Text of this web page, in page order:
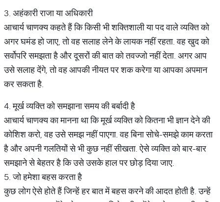
3. अहंकारी राजा या अधिकारी
आचार्य चाणक्य कहते हैं कि किसी भी शक्तिशाली या पद वाले व्यक्ति को
अगर घमंड हो जाए, तो वह सलाह लेने के लायक नहीं रहता. वह खुद को
सर्वोपरि समझता है और दूसरों की बात को तवज्जो नहीं देता. अगर आप
उसे सलाह देंगे, तो वह आपकी नीयत पर शक करेगा या आपका अपमान
कर सकता है.
4. मूर्ख व्यक्ति को समझाना समय की बर्बादी है
आचार्य चाणक्य का मानना था कि मूर्ख व्यक्ति को कितना भी ज्ञान देने की
कोशिश करो, वह उसे समझ नहीं पाएगा. वह बिना सोचे-समझे काम करता
है और अपनी गलतियों से भी कुछ नहीं सीखता. ऐसे व्यक्ति को बार-बार
समझाने से बेहतर है कि उसे उसके हाल पर छोड़ दिया जाए.
5. जो हमेशा बहस करता है
कुछ लोग ऐसे होते हैं जिन्हें हर बात में बहस करने की आदत होती है. उन्हें